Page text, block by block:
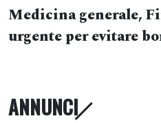
Medicina generale,
urgente per evitare
ANNUNCI